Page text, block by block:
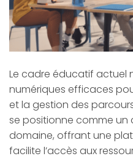
Le cadre éducatif actuel
numériques efficaces
et la gestion des
se positionne comme un
domaine, offrant une
facilite l’accès aux